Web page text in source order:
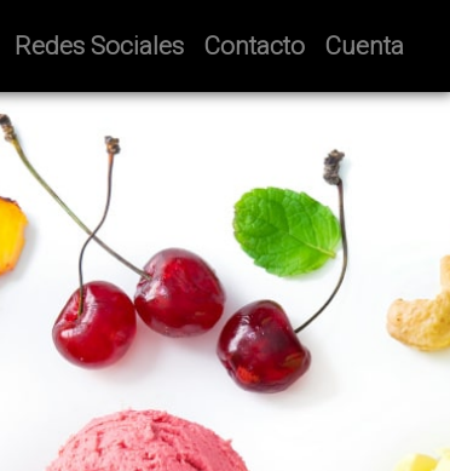
Redes Sociales Contacto Cuenta